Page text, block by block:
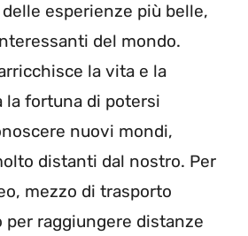
esperienze più belle,
del mondo.
la vita e la
la fortuna di potersi
nuovi mondi,
distanti dal nostro. Per
mezzo di trasporto
per raggiungere distanze